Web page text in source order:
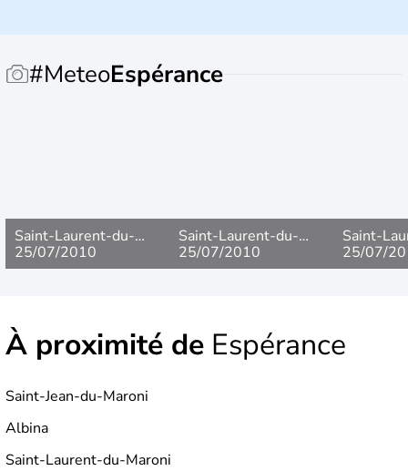
peuplée d'amérindiens, laGuyane
Christophe Colomb en 1498 et les premiers colons
#MeteoEspérance
Saint-Laurent-du-
Maroni
25/07/2010
Saint-Laurent-du-
Maroni
25/07/2010
Saint-
Maroni
25/07/
À proximité de Espérance
Saint-Jean-du-Maroni
Albina
Saint-Laurent-du-Maroni